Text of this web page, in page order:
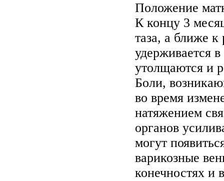
Положение
К концу 3
таза, а ближе к
удерживается
утолщаются и
Боли,
во время
натяжением
органов
могут
варикозные
конечностях и